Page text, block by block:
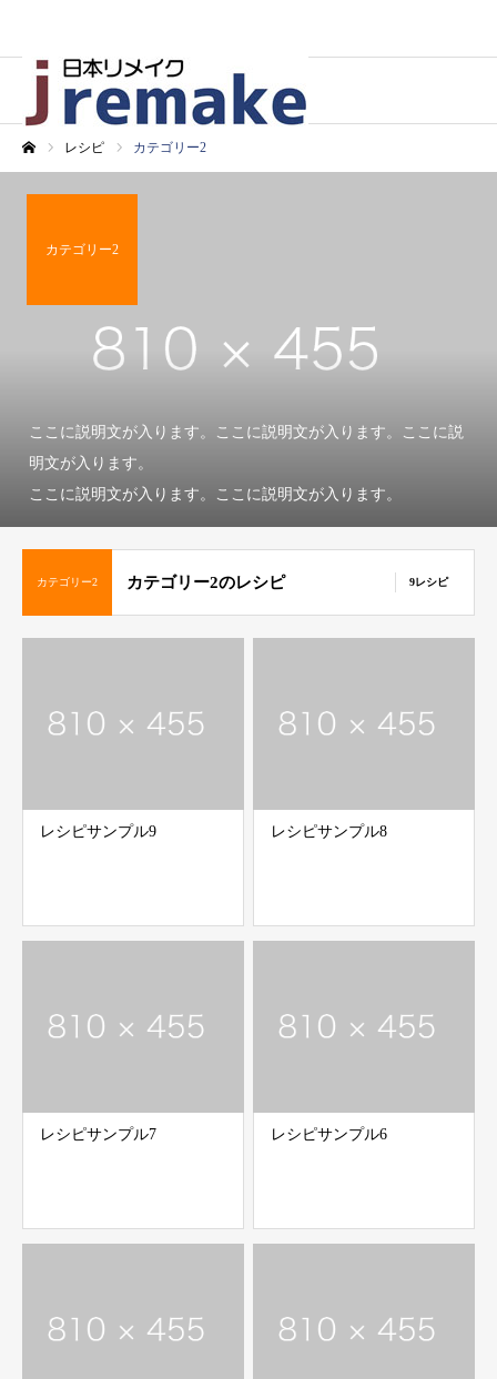
レシピ カテゴリー2
カテゴリー2
ここに説明文が入ります。ここに説明文が入ります。ここに説
明文が入ります。
ここに説明文が入ります。ここに説明文が入ります。
カテゴリー2 カテゴリー2のレシピ 9レシピ
レシピサンプル9 レシピサンプル8
レシピサンプル7 レシピサンプル6